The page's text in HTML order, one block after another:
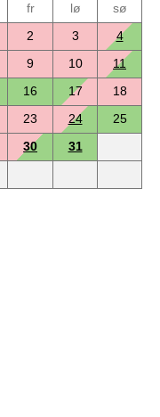
fr lø
sø
2 3
4
9 10
11
16 17
18
23 24
25
30
31